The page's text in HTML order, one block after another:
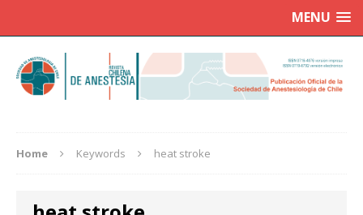
MENU
Home Keywords heat stroke